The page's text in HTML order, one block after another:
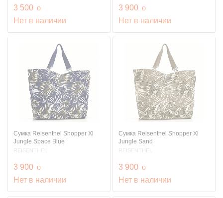
3 500 руб.
o
Нет в наличии
3 900 руб.
o
Нет в наличии
Сумка Reisenthel Shopper Xl
Jungle Space Blue
REISENTHEL
3 900 руб.
o
Нет в наличии
Сумка Reisenthel Shopper Xl
Jungle Sand
REISENTHEL
3 900 руб.
o
Нет в наличии